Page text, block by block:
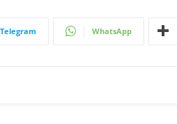
Telegram WhatsApp